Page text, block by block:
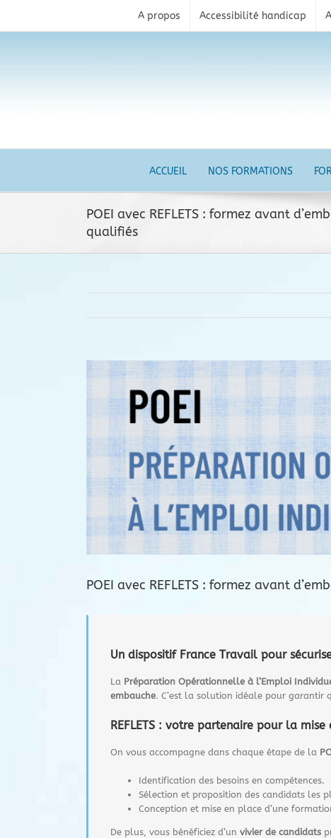
content
A propos Accessibilité handicap
ACCUEIL NOS FORMATIONS
POEI avec REFLETS : formez avant
qualifiés
l'image
POEI avec REFLETS : formez avant
Un dispositif France Travail pour
La Préparation Opérationnelle à l’Emploi
embauche. C’est la solution idéale pour garantir
REFLETS : votre partenaire pour la
On vous accompagne dans chaque étape de la
Identification des besoins en compétences.
Sélection et proposition des candidats les
Conception et mise en place d’une
De plus, vous bénéficiez d’un vivier de candidats